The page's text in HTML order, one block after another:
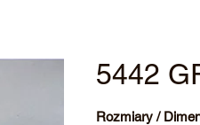
5442
Rozmiary /